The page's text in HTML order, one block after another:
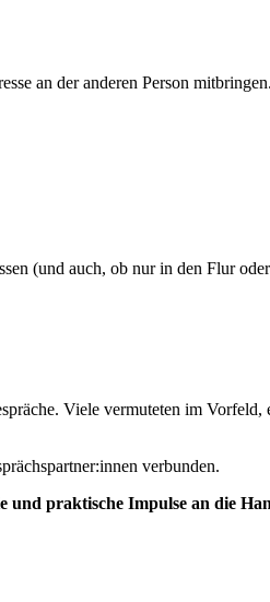
an der anderen Person mitbringen.
(und auch, ob nur in den Flur
Viele vermuteten im Vorfeld,
verbunden.
praktische Impulse an die